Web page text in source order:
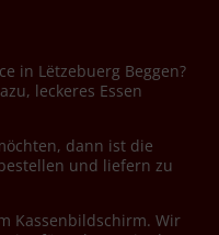
in Lëtzebuerg Beggen?
leckeres Essen
dann ist die
und liefern zu
Kassenbildschirm. Wir